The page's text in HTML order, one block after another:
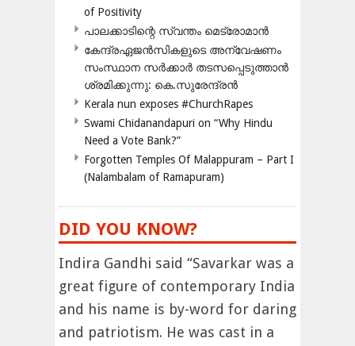
of Positivity
പാലക്കാടിന്റെ സ്വന്തം മെട്രോമാൻ
കേന്ദ്രഏജൻസികളുടെ അന്വേഷണം
സംസ്ഥാന സർക്കാർ തടസപ്പെടുത്താൻ
ശ്രമിക്കുന്നു: കെ.സുരേന്ദ്രൻ
Kerala nun exposes #ChurchRapes
Swami Chidanandapuri on “Why Hindu
Need a Vote Bank?”
Forgotten Temples Of Malappuram – Part I
(Nalambalam of Ramapuram)
DID YOU KNOW?
Indira Gandhi said “Savarkar was a
great figure of contemporary India
and his name is by-word for daring
and patriotism. He was cast in a